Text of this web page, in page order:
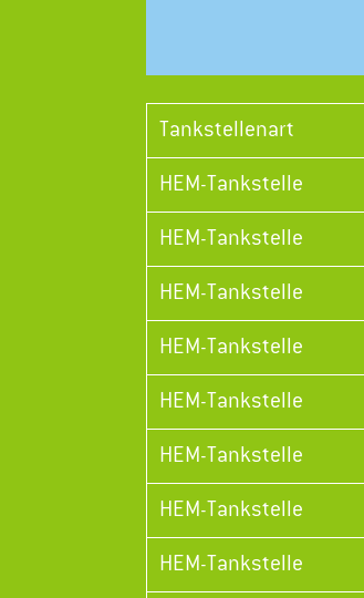
Tankstellenart
HEM-Tankstelle
HEM-Tankstelle
HEM-Tankstelle
HEM-Tankstelle
HEM-Tankstelle
HEM-Tankstelle
HEM-Tankstelle
HEM-Tankstelle